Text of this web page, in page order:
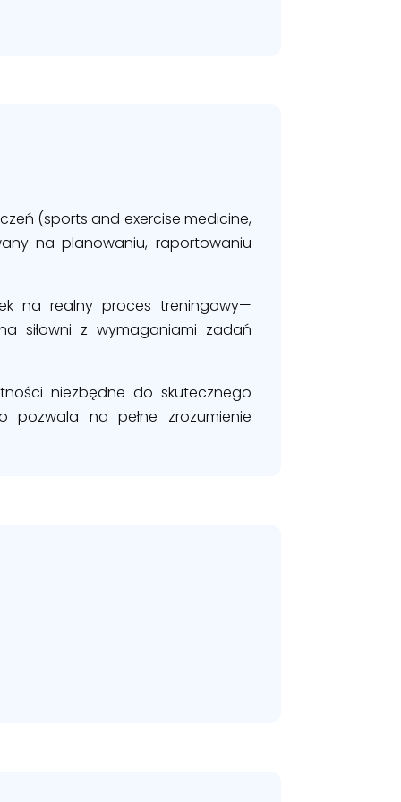
(sports and exercise medicine,
na planowaniu, raportowaniu
na realny proces treningowy—
siłowni z wymaganiami zadań
niezbędne do skutecznego
pozwala na pełne zrozumienie